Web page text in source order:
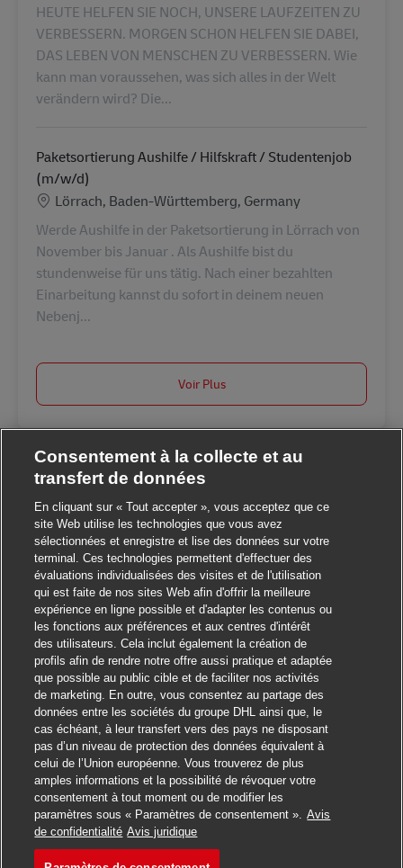
Postuler pour cet emploi
HEUTE HELFEN SIE NOCH, UNSERE LAUFZEITEN ZU
VERBESSERN. MORGEN SCHON HELFEN SIE DABEI,
DAS LEBEN VON MENSCHEN ZU VERBESSERN. Wie
kann man voraussehen, was sich alles in der Welt
verändern wird? Die...
Paketsortierung Aushilfe / Hilfskraft / Studentenjob
(m/w/d)
LieuLörrach, Baden-Württemberg, Germany
Werde Aushilfe in der Paketsortierung in Lörrach von
November bis Januar . Als Aushilfe bist du
stundenweise für uns tätig. Nach einer bezahlten
Einarbeitung kannst du sofort in deinem neuen
Nebenj...
Voir Plus
Consentement à la collecte et au
transfert de données
En cliquant sur « Tout accepter », vous acceptez que ce
site Web utilise les technologies que vous avez
sélectionnées et enregistre et lise des données sur votre
terminal. Ces technologies permettent d'effectuer des
évaluations individualisées des visites et de l'utilisation
qui est faite de nos sites Web afin d'offrir la meilleure
expérience en ligne possible et d'adapter les contenus ou
les fonctions aux préférences et aux centres d'intérêt
des utilisateurs. Cela inclut également la création de
profils afin de rendre notre offre aussi pratique et adaptée
que possible au public cible et de faciliter nos activités
de marketing. En outre, vous consentez au partage des
données entre les sociétés du groupe DHL ainsi que, le
cas échéant, à leur transfert vers des pays ne disposant
pas d’un niveau de protection des données équivalent à
celui de l’Union européenne. Vous trouverez de plus
amples informations et la possibilité de révoquer votre
consentement à tout moment ou de modifier les
paramètres sous « Paramètres de consentement ». Avis
de confidentialité Avis juridique
Salut ! Ce poste vous intéresse ? Fermer la
Je suis intéressé
Trouver des emplois similaires